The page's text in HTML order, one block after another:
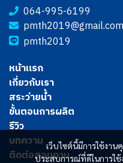
เว็บไซต์นี้มีการใช้งา
ประสบการณ์ที่ดีในการใช้
064-995-6199
pmth2019@gmail.com
pmth2019
หน้าแรก
เกี่ยวกับเรา
สระว่ายน้ำ
ขั้นตอนการผลิต
รีวิว
บทความ
ติดต่อสอบถาม